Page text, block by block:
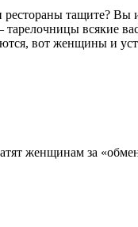
тащите? Вы
тарелочницы всякие
вот женщины и
женщинам за